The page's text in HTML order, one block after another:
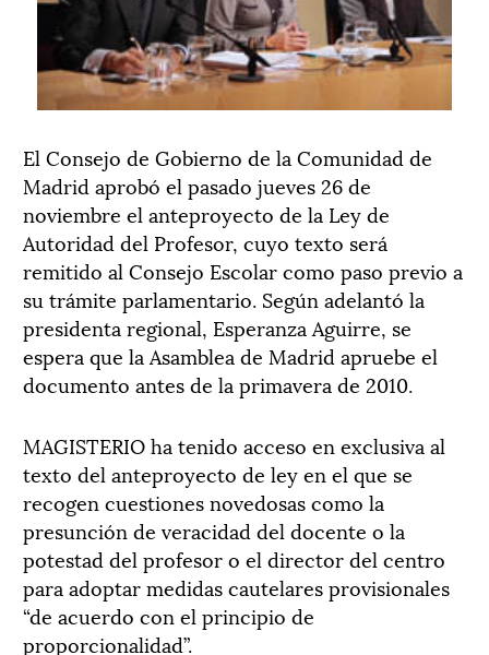
El Consejo de Gobierno de la Comunidad de
Madrid aprobó el pasado jueves 26 de
noviembre el anteproyecto de la Ley de
Autoridad del Profesor, cuyo texto será
remitido al Consejo Escolar como paso previo a
su trámite parlamentario. Según adelantó la
presidenta regional, Esperanza Aguirre, se
espera que la Asamblea de Madrid apruebe el
documento antes de la primavera de 2010.
MAGISTERIO ha tenido acceso en exclusiva al
texto del anteproyecto de ley en el que se
recogen cuestiones novedosas como la
presunción de veracidad del docente o la
potestad del profesor o el director del centro
para adoptar medidas cautelares provisionales
“de acuerdo con el principio de
proporcionalidad”.